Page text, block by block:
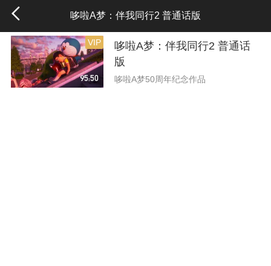
哆啦A梦：伴我同行2 普通话版
95:50
VIP
哆啦A梦：伴我同行2 普通话
版
哆啦A梦50周年纪念作品